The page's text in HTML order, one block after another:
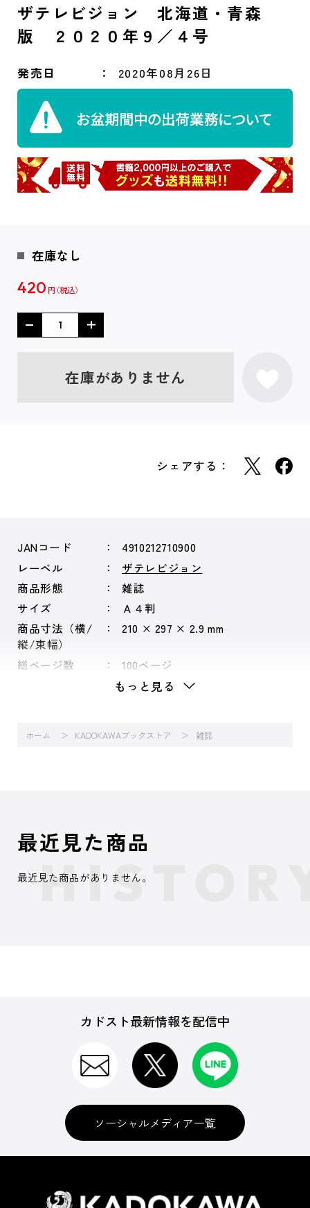
ザテレビジョン 北海道・青森
版 ２０２０年９／４号
発売日 2020年08月26日
在庫なし
420 円
在庫がありません
シェアする：
JANコード
4910212710900
レーベル
ザテレビジョン
商品形態
雑誌
サイズ
Ａ４判
商品寸法（横/
縦/束幅）
210 × 297 × 2.9 mm
総ページ数 100ページ
もっと見る
ホーム KADOKAWAブックストア 雑誌
最近見た商品
最近見た商品がありません。
カドスト最新情報を配信中
ソーシャルメディア一覧